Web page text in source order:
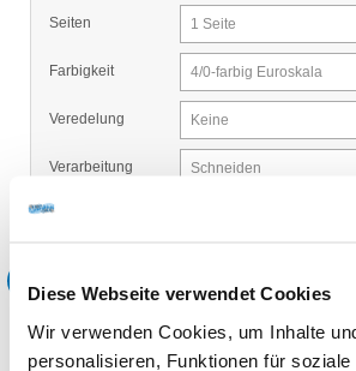
Diese Webseite verwendet Cookies
Wir verwenden Cookies, um Inhalte
personalisieren, Funktionen für soziale
Seiten 1 Seite
Farbigkeit 4/0-farbig Euroskala
Veredelung Keine
Verarbeitung Schneiden
2 Wählen Sie Ihre
Optionen